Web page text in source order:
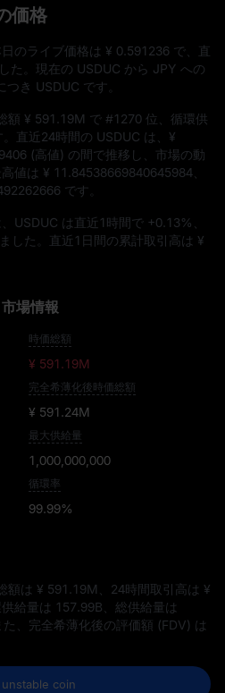
価格
のライブ価格は ¥ 0.591236 で、直
た。現在の USDUC から JPY への
つき USDUC です。
額 ¥ 591.19M で #1270 位、循環供
。直近24時間の USDUC は、 ¥
(高値) の間で推移し、市場の動
値は ¥ 11.84538669840645984
です。
USDUC は直近1時間で +0.13%
した。直近1日間の累計取引高は ¥
場情報
時価総額
¥ 591.19M
完全希薄化後時価総額
¥ 591.24M
最大供給量
1,000,000,000
循環率
99.99%
額は ¥ 591.19M 、24時間取引高は ¥
給量は 157.99B 、総供給量は
た、完全希薄化後の評価額 (FDV) は
unstable coin